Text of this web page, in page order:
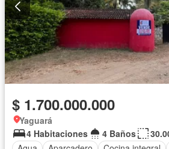
$ 1.700.000.000
Yaguará
4 Habitaciones
4 Baños